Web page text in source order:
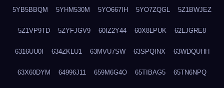
5YB5BBQM 5YHM530M 5YO667IH 5YO7ZQGL 5Z1BWJEZ
5Z1VP9TD 5ZYFJGV9 60IZ2Y44 60X8LPUK 62LJGRE8
6316UU0I 634ZKLU1 63MVU7SW 63SPQINX 63WDQUHH
63X60DYM 64996J11 659M6G4O 65TIBAG5 65TN6NPQ